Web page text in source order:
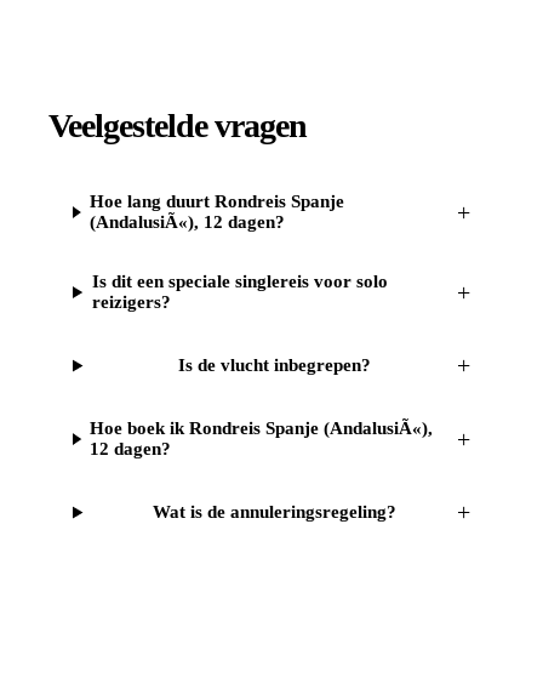
Veelgestelde vragen
Hoe lang duurt Rondreis Spanje
(AndalusiÃ«), 12 dagen?
+
Is dit een speciale singlereis voor solo
reizigers?
+
Is de vlucht inbegrepen? +
Hoe boek ik Rondreis Spanje (AndalusiÃ«),
12 dagen?
+
Wat is de annuleringsregeling? +